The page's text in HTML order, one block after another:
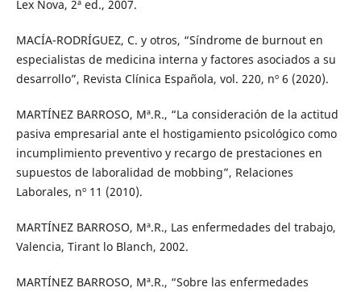
Lex Nova, 2ª ed., 2007.
MACÍA-RODRÍGUEZ, C. y otros, “Síndrome de burnout en
especialistas de medicina interna y factores asociados a su
desarrollo”, Revista Clínica Española, vol. 220, nº 6 (2020).
MARTÍNEZ BARROSO, Mª.R., “La consideración de la actitud
pasiva empresarial ante el hostigamiento psicológico como
incumplimiento preventivo y recargo de prestaciones en
supuestos de laboralidad de mobbing”, Relaciones
Laborales, nº 11 (2010).
MARTÍNEZ BARROSO, Mª.R., Las enfermedades del trabajo,
Valencia, Tirant lo Blanch, 2002.
MARTÍNEZ BARROSO, Mª.R., “Sobre las enfermedades